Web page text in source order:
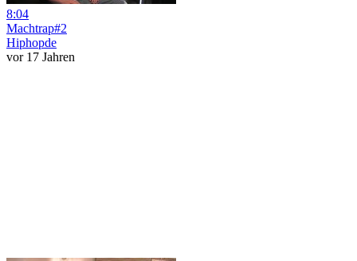
8:04
Machtrap#2
Hiphopde
vor 17 Jahren